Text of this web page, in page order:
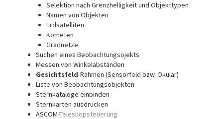
Selektion nach Grenzhelligkeit und Objekttypen
Namen von Objekten
Erdsatelliten
Kometen
Gradnetze
Suchen eines Beobachtungsojekts
Messen von Winkelabständen
Gesichtsfeld-Rahmen (Sensorfeld bzw. Okular)
Liste von Beobachtungsobjekten
Sternkataloge einbinden
Sternkarten ausdrucken
ASCOM-Teleskopsteuerung